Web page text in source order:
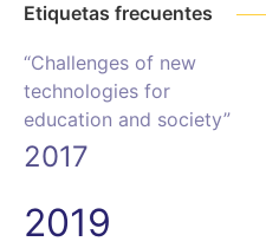
Etiquetas frecuentes
“Challenges of new
technologies for
education and society”
2017
2019